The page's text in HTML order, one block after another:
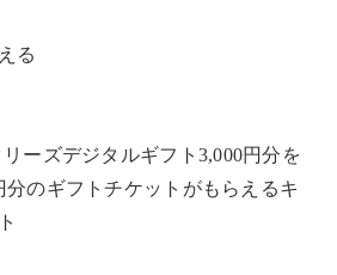
る
ーズデジタルギフト3,000円分を
分のギフトチケットがもらえるキ